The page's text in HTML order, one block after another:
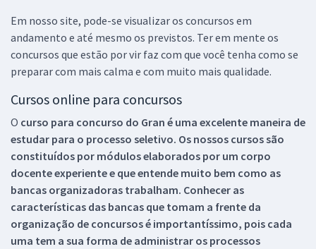
Em nosso site, pode-se visualizar os concursos em
andamento e até mesmo os previstos. Ter em mente os
concursos que estão por vir faz com que você tenha como se
preparar com mais calma e com muito mais qualidade.
Cursos online para concursos
O curso para concurso do Gran é uma excelente maneira de
estudar para o processo seletivo. Os nossos cursos são
constituídos por módulos elaborados por um corpo
docente experiente e que entende muito bem como as
bancas organizadoras trabalham. Conhecer as
características das bancas que tomam a frente da
organização de concursos é importantíssimo, pois cada
uma tem a sua forma de administrar os processos